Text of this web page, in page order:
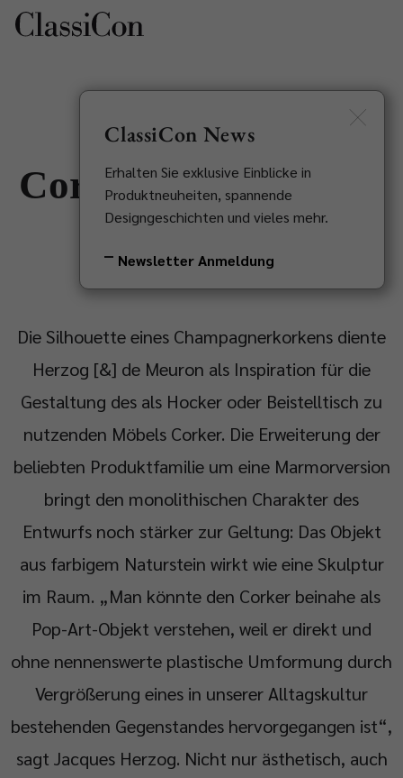
Corker No. 1 Marble
Herzog & de Meuron, 2023
Die Silhouette eines Champagnerkorkens diente
Herzog [&] de Meuron als Inspiration für die
Gestaltung des als Hocker oder Beistelltisch zu
nutzenden Möbels Corker. Die Erweiterung der
beliebten Produktfamilie um eine Marmorversion
bringt den monolithischen Charakter des
Entwurfs noch stärker zur Geltung: Das Objekt
aus farbigem Naturstein wirkt wie eine Skulptur
im Raum. „Man könnte den Corker beinahe als
Pop-Art-Objekt verstehen, weil er direkt und
ohne nennenswerte plastische Umformung durch
Vergrößerung eines in unserer Alltagskultur
bestehenden Gegenstandes hervorgegangen ist“,
sagt Jacques Herzog. Nicht nur ästhetisch, auch
ClassiCon News
Erhalten Sie exklusive Einblicke in
Produktneuheiten, spannende
Designgeschichten und vieles mehr.
Newsletter Anmeldung